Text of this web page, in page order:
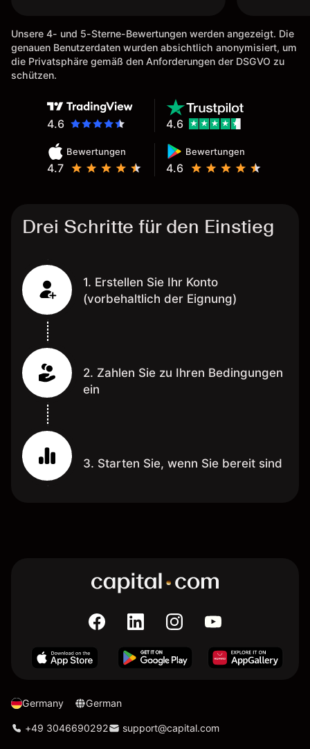
Unsere 4- und 5-Sterne-Bewertungen werden angezeigt. Die
genauen Benutzerdaten wurden absichtlich anonymisiert, um
die Privatsphäre gemäß den Anforderungen der DSGVO zu
schützen.
4.6
Bewertungen
4.7
Bewertungen
4.6
4.6
Drei Schritte für den Einstieg
1. Erstellen Sie Ihr Konto
(vorbehaltlich der Eignung)
2. Zahlen Sie zu Ihren Bedingungen
ein
3. Starten Sie, wenn Sie bereit sind
Germany German
+49 3046690292 support@capital.com